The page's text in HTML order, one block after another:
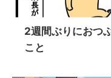
2週間ぶりにおつ
こと